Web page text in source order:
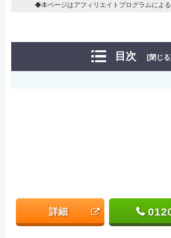
◆本ページはアフィリエイトプログラムによる
目次 [閉じ
詳細